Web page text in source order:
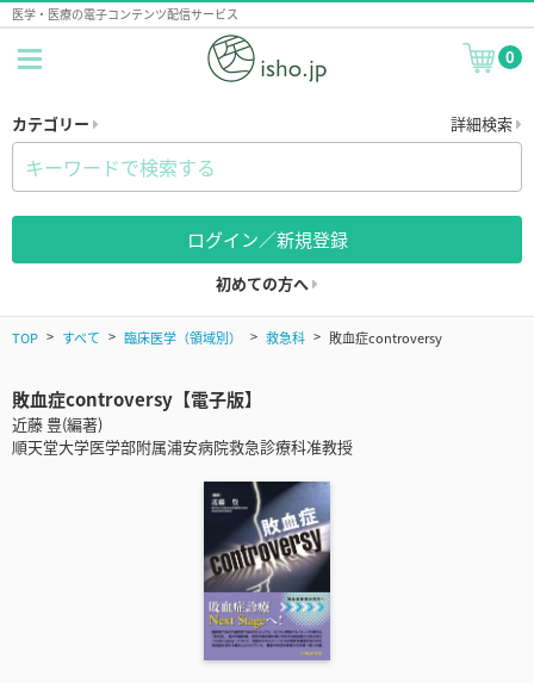
医学・医療の電子コンテンツ配信サービス
0
カテゴリー 詳細検索
ログイン／新規登録
初めての方へ
TOP すべて 臨床医学（領域別） 救急科 敗血症controversy
敗血症controversy【電子版】
近藤 豊(編著)
順天堂大学医学部附属浦安病院救急診療科准教授